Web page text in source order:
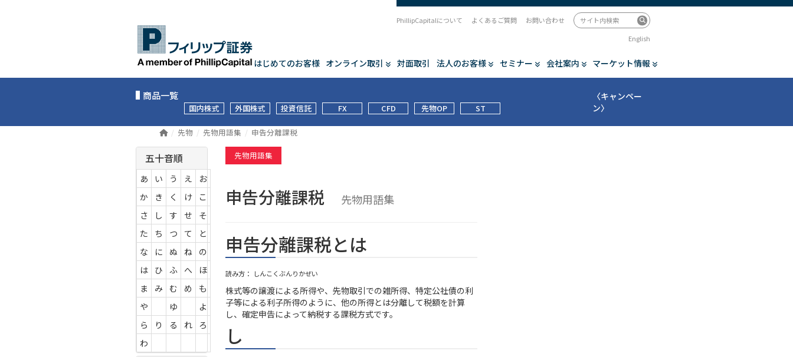
はじめてのお客様 オンライン取引 対面取引 法人のお客様 セミナー 会社案内 マーケット情報
PhillipCapitalについて よくあるご質問
お問い合わせ
English
商品一覧
国内株式 外国株式 投資信託 FX CFD 先物OP ST
〈キャンペー
ン〉
先物 先物用語集 申告分離課税
先物用語集
申告分離課税 先物用語集
申告分離課税とは
読み方： しんこくぶんりかぜい
株式等の譲渡による所得や、先物取引での雑所得、特定公社債の利
子等による利子所得のように、他の所得とは分離して税額を計算
し、確定申告によって納税する課税方式です。
し
五十音順
あ い う え
お
か
き く け
こ
さ
し す せ
そ
た
ち つ て
と
な
に ぬ ね
の
は
ひ ふ へ
ほ
ま
み む め
も
や
ゆ
よ
ら
り る れ
ろ
わ